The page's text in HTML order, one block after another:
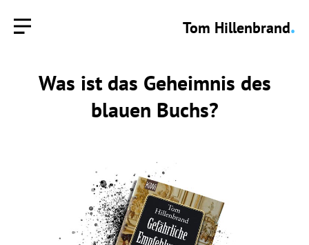
Tom Hillenbrand.
Was ist das Geheimnis des
blauen Buchs?